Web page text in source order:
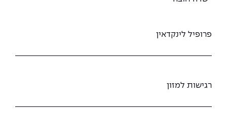
פרופיל לינקדאין
רגישות למזון
קורס ניהול פרויקטים בשילוב AI
לכל הקורסים
The Afeka Shop